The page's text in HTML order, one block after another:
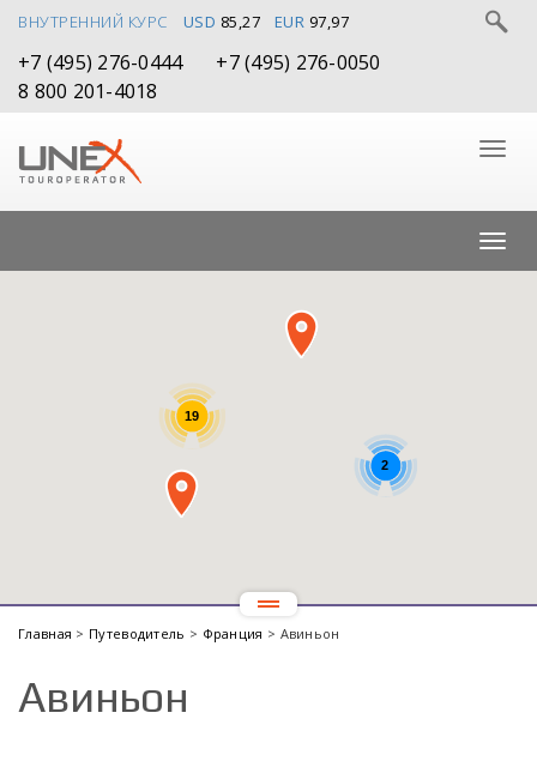
ВНУТРЕННИЙ КУРС USD 85,27 EUR 97,97
+7 (495) 276-0444
+7 (495) 276-0050
8 800 201-4018
19
2
Главная > Путеводитель > Франция > Авиньон
Авиньон